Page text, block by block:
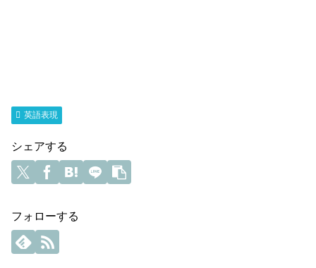
英語表現
シェアする
フォローする